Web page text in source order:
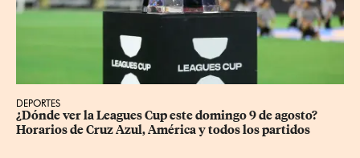
DEPORTES
¿Dónde ver la Leagues Cup este domingo 9 de agosto?
Horarios de Cruz Azul, América y todos los partidos